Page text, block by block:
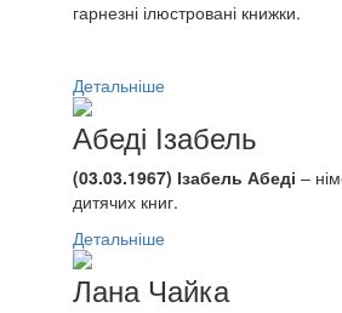
гарнезні ілюстровані книжки.
Детальніше
Абеді Ізабель
(03.03.1967) Ізабель Абеді –
дитячих книг.
Детальніше
Лана Чайка